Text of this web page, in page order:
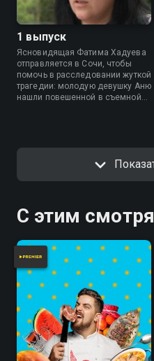
1 выпуск
Ясновидящая Фатима Хадуева
отправляется в Сочи, чтобы
помочь в расследовании жуткой
трагедии: молодую девушку Аню
нашли повешенной в съемной
мечтает стать ее учеником.
С этим